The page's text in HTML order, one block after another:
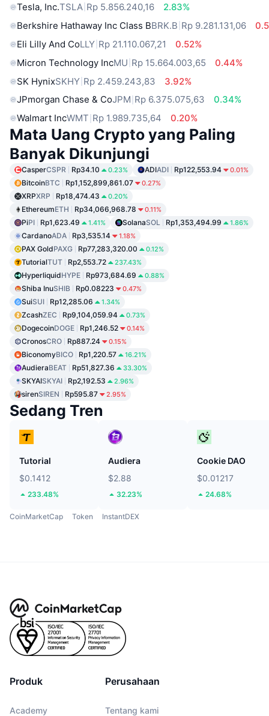
Tesla, Inc.TSLA Rp 5.856.240,16
2.83%
Berkshire Hathaway Inc Class BBRK.B Rp 9.281.131,06
Eli Lilly And CoLLY Rp 21.110.067,21
0.52%
Micron Technology IncMU Rp 15.664.003,65
0.44%
SK HynixSKHY Rp 2.459.243,83
3.92%
JPmorgan Chase & CoJPM Rp 6.375.075,63
0.34%
Walmart IncWMT Rp 1.989.735,64 0.20%
Mata Uang Crypto yang Paling
Banyak Dikunjungi
CasperCSPR Rp34.10 0.23% ADIADI Rp122,553.94 0.01%
BitcoinBTC Rp1,152,899,861.07 0.27%
XRPXRP Rp18,474.43 0.20%
EthereumETH Rp34,066,968.78 0.11%
PiPI Rp1,623.49 1.41% SolanaSOL Rp1,353,494.99 1.86%
CardanoADA Rp3,535.14 1.18%
PAX GoldPAXG Rp77,283,320.00 0.12%
TutorialTUT Rp2,553.72 237.43%
HyperliquidHYPE Rp973,684.69 0.88%
Shiba InuSHIB Rp0.08223 0.47%
SuiSUI Rp12,285.06 1.34%
ZcashZEC Rp9,104,059.94 0.73%
DogecoinDOGE Rp1,246.52 0.14%
CronosCRO Rp887.24 0.15%
BiconomyBICO Rp1,220.57 16.21%
AudieraBEAT Rp51,827.36 33.30%
SKYAISKYAI Rp2,192.53 2.96%
sirenSIREN Rp595.87 2.95%
Sedang Tren
Tutorial
$0.1412
233.48%
Audiera
$2.88
32.23%
Cookie DAO
$0.01217
24.68%
CoinMarketCap Token InstantDEX
Produk
Academy
Perusahaan
Tentang kami